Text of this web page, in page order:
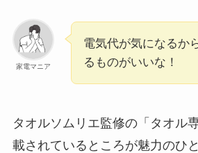
家電マニア
電気代が気になるか
るものがいいな！
タオルソムリエ監修の「タオル
載されているところが魅力のひと